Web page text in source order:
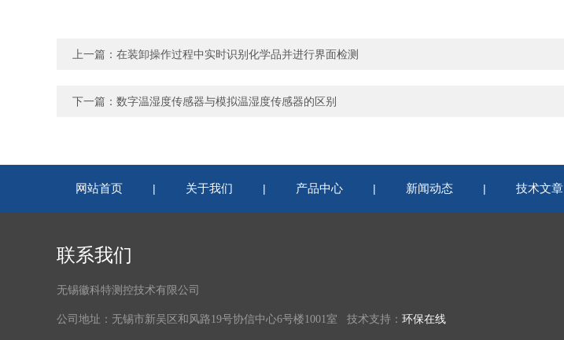
上一篇： 在装卸操作过程中实时识别化学品并进行界面检测
下一篇： 数字温湿度传感器与模拟温湿度传感器的区别
网站首页 | 关于我们 | 产品中心 | 新闻动态 | 技术文章
联系我们
无锡徽科特测控技术有限公司
公司地址：无锡市新吴区和风路19号协信中心6号楼1001室 技术支持： 环保在线